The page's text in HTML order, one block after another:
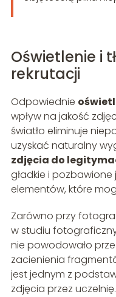
Oświetlenie i
rekrutacji
Odpowiednie
wpływ na jakość
światło eliminuje
uzyskać naturalny
zdjęcia do
gładkie i
elementów, które
Zarówno przy
w studiu
nie powodowało
zacienienia
jest jednym z
zdjęcia przez uczelnię.